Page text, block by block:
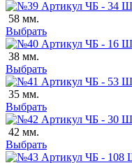
58 мм.
Выбрать
38 мм.
Выбрать
35 мм.
Выбрать
42 мм.
Выбрать